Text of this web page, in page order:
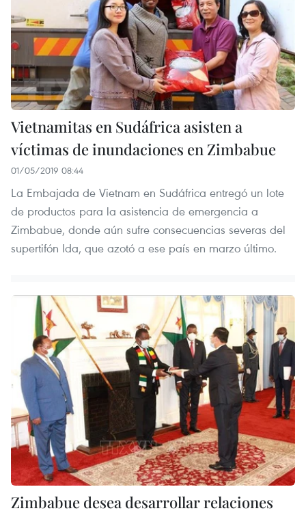
Vietnamitas en Sudáfrica asisten a
víctimas de inundaciones en Zimbabue
01/05/2019 08:44
La Embajada de Vietnam en Sudáfrica entregó un lote
de productos para la asistencia de emergencia a
Zimbabue, donde aún sufre consecuencias severas del
supertifón Ida, que azotó a ese país en marzo último.
Zimbabue desea desarrollar relaciones